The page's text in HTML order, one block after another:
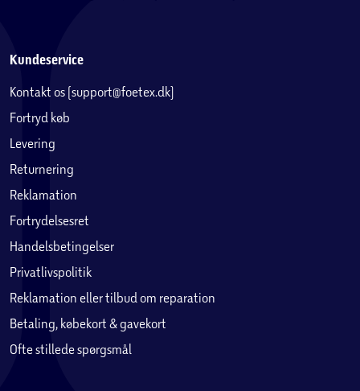
Kundeservice
Kontakt os (support@foetex.dk)
Fortryd køb
Levering
Returnering
Reklamation
Fortrydelsesret
Handelsbetingelser
Privatlivspolitik
Reklamation eller tilbud om reparation
Betaling, købekort & gavekort
Ofte stillede spørgsmål